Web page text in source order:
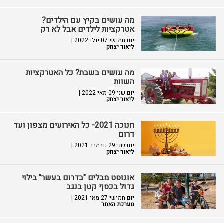
מה עושים בקיץ עם הילדים?
אטרקציות לילדים אבל לא רק
יום חמישי 07 יולי 2022 |
ליאור יצחק
מה עושים בשבת? כל האטרקציות
השוות
יום שני 09 מאי 2022 |
ליאור יצחק
חנוכה 2021- כל האירועים מצפון ועד
דרום
יום שני 29 נובמבר 2021 |
ליאור יצחק
אוגוסט מבלים "בדרום בעשר" בילוי
גדול בכסף קטן בנגב
יום חמישי 27 מאי 2021 |
מערכת האתר